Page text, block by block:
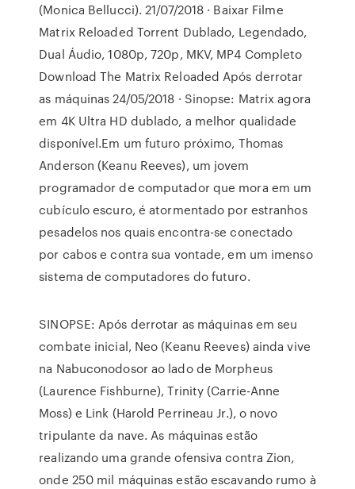
(Monica Bellucci). 21/07/2018 · Baixar Filme
Matrix Reloaded Torrent Dublado, Legendado,
Dual Áudio, 1080p, 720p, MKV, MP4 Completo
Download The Matrix Reloaded Após derrotar
as máquinas 24/05/2018 · Sinopse: Matrix agora
em 4K Ultra HD dublado, a melhor qualidade
disponível.Em um futuro próximo, Thomas
Anderson (Keanu Reeves), um jovem
programador de computador que mora em um
cubículo escuro, é atormentado por estranhos
pesadelos nos quais encontra-se conectado
por cabos e contra sua vontade, em um imenso
sistema de computadores do futuro.
SINOPSE: Após derrotar as máquinas em seu
combate inicial, Neo (Keanu Reeves) ainda vive
na Nabuconodosor ao lado de Morpheus
(Laurence Fishburne), Trinity (Carrie-Anne
Moss) e Link (Harold Perrineau Jr.), o novo
tripulante da nave. As máquinas estão
realizando uma grande ofensiva contra Zion,
onde 250 mil máquinas estão escavando rumo à